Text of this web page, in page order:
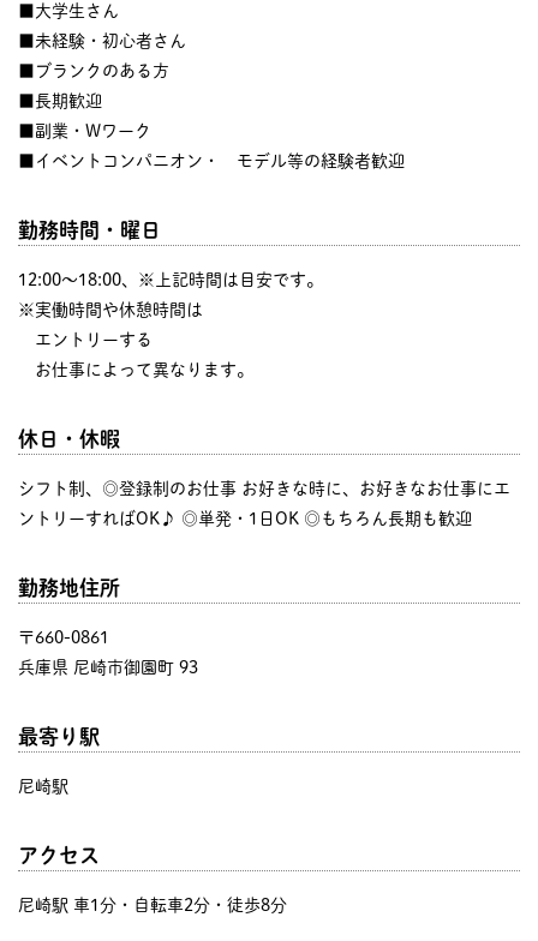
■大学生さん
■未経験・初心者さん
■ブランクのある方
■長期歓迎
■副業・Wワーク
■イベントコンパニオン・ モデル等の経験者歓迎
勤務時間・曜日
12:00〜18:00、※上記時間は目安です。
※実働時間や休憩時間は
エントリーする
お仕事によって異なります。
休日・休暇
シフト制、◎登録制のお仕事 お好きな時に、お好きなお仕事にエ
ントリーすればOK♪ ◎単発・1日OK ◎もちろん長期も歓迎
勤務地住所
〒660-0861
兵庫県 尼崎市御園町 93
最寄り駅
尼崎駅
アクセス
尼崎駅 車1分・自転車2分・徒歩8分